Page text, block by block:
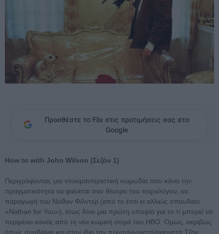
Προσθέστε το Flix στις προτιμήσεις σας στο
Google
How to with John Wilson (Σεζόν 1)
Περιγράφοντας μια ντοκιμαντεριστική κωμωδία που κάνει την
πραγματικότητα να φαίνεται σαν θέατρο του παραλόγου, σε
παραγωγή του Νέιθαν Φίλντερ (από το έτσι κι αλλιώς σπουδαίο
«Nathan for You»), ίσως δίνει μια πρώτη υποψία για το τι μπορεί να
περιμένει κανείς από τη νέα κωμική σειρά του ΗΒΟ. Oμως, ακριβώς
όπως συμβαίνει και στον ίδιο τον πρωταγωνιστή/αφηγητή Τζον